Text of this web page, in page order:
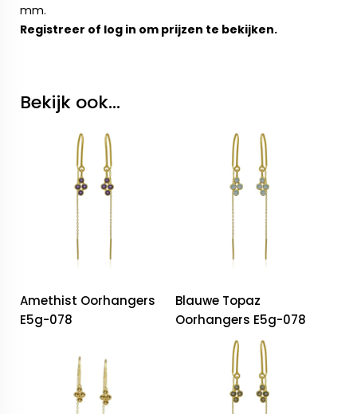
mm.
Registreer of log in om prijzen te bekijken.
Bekijk ook...
Amethist Oorhangers
E5g-078
Blauwe Topaz
Oorhangers E5g-078